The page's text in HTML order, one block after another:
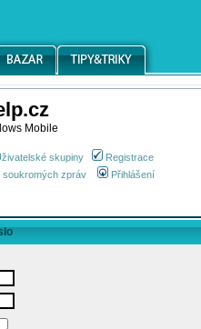
Mobile
skupiny
Registrace
soukromých zpráv Přihlášení